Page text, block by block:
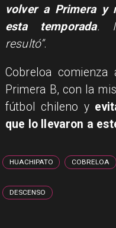
volver a Primera y
esta temporada.
resultó”.
Cobreloa
Primera B, con la
fútbol chileno y
que lo llevaron a
HUACHIPATO COBRELOA
DESCENSO